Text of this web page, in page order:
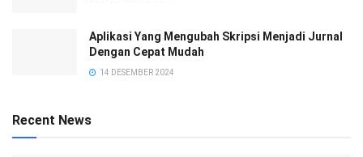
Aplikasi Yang Mengubah Skripsi Menjadi Jurnal
Dengan Cepat Mudah
14 DESEMBER 2024
Recent News